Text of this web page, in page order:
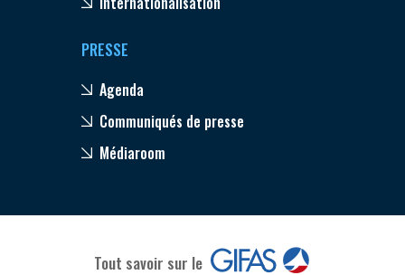
PRESSE
Agenda
Communiqués de presse
Médiaroom
Tout savoir sur le